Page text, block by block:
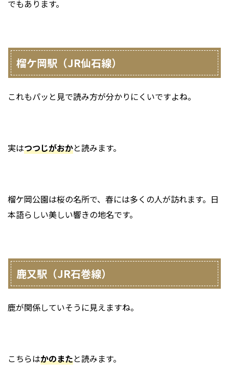
でもあります。
榴ケ岡駅（JR仙石線）
これもパッと見で読み方が分かりにくいですよね。
実はつつじがおかと読みます。
榴ケ岡公園は桜の名所で、春には多くの人が訪れます。日
本語らしい美しい響きの地名です。
鹿又駅（JR石巻線）
鹿が関係していそうに見えますね。
こちらはかのまたと読みます。